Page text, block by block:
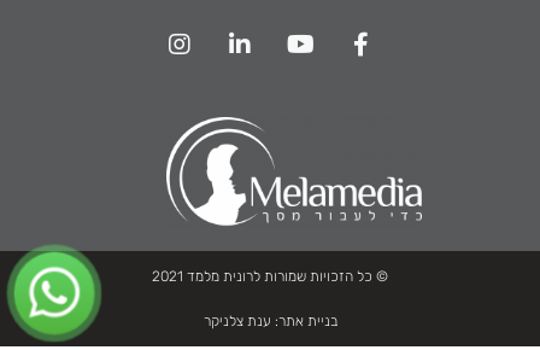
© כל הזכויות שמורות לרונית מלמד 2021
בניית אתר: ענת צלניקר